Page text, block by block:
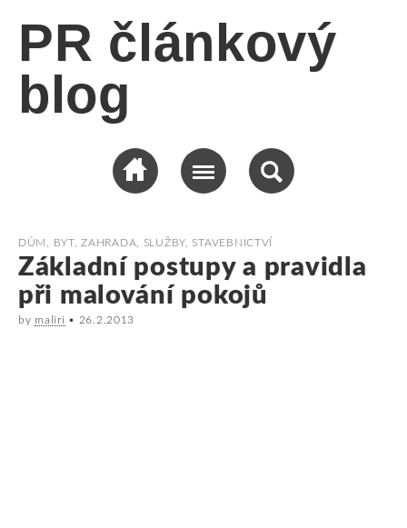
PR článkový
blog
DŮM, BYT, ZAHRADA, SLUŽBY, STAVEBNICTVÍ
Základní postupy a pravidla
při malování pokojů
by maliri • 26.2.2013